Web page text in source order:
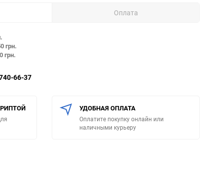
Оплата
грн.
грн.
66-37
УДОБНАЯ ОПЛАТА
Оплатите покупку онлайн или
наличными курьеру